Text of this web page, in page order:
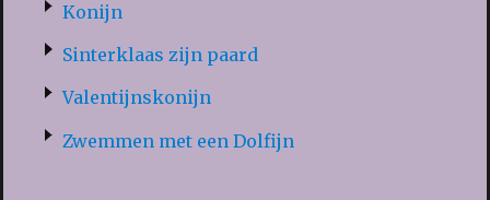
Konijn
Sinterklaas zijn paard
Valentijnskonijn
Zwemmen met een Dolfijn